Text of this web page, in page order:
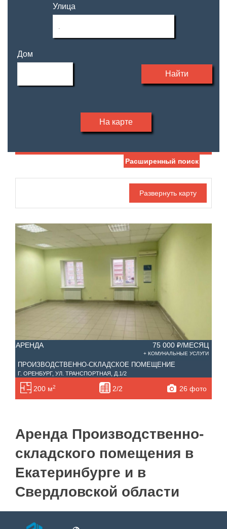
Улица
Дом
Найти
На карте
С фото
Расширенный поиск
АРЕНДА 75 000 ₽/МЕСЯЦ
+ КОМУНАЛЬНЫЕ УСЛУГИ
ПРОИЗВОДСТВЕННО-СКЛАДСКОЕ ПОМЕЩЕНИЕ
Г. ОРЕНБУРГ, УЛ. ТРАНСПОРТНАЯ, Д.1/2
200 м2 2/2 26 фото
Аренда Производственно-
складского помещения в
Екатеринбурге и в
Свердловской области